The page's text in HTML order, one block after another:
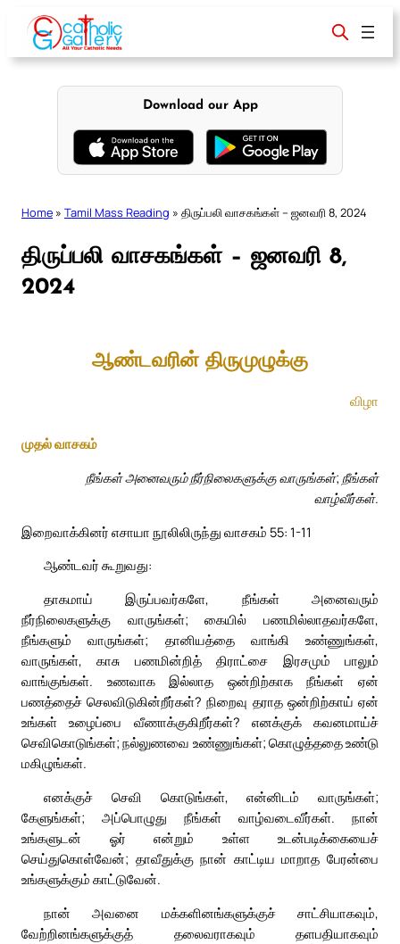
content
Download our App
Home » Tamil Mass Reading » திருப்பலி வாசகங்கள் – ஜனவரி 8, 2024
திருப்பலி வாசகங்கள் – ஜனவரி 8,
2024
ஆண்டவரின் திருமுழுக்கு
விழா
முதல் வாசகம்
நீங்கள் அனைவரும் நீர்நிலைகளுக்கு வாருங்கள்; நீங்கள்
வாழ்வீர்கள்.
இறைவாக்கினர் எசாயா நூலிலிருந்து வாசகம் 55: 1-11
ஆண்டவர் கூறுவது:
தாகமாய் இருப்பவர்களே, நீங்கள் அனைவரும்
நீர்நிலைகளுக்கு வாருங்கள்; கையில் பணமில்லாதவர்களே,
நீங்களும் வாருங்கள்; தானியத்தை வாங்கி உண்ணுங்கள்,
வாருங்கள், காசு பணமின்றித் திராட்சை இரசமும் பாலும்
வாங்குங்கள். உணவாக இல்லாத ஒன்றிற்காக நீங்கள் ஏன்
பணத்தைச் செலவிடுகின்றீர்கள்? நிறைவு தராத ஒன்றிற்காய் ஏன்
உங்கள் உழைப்பை வீணாக்குகிறீர்கள்? எனக்குக் கவனமாய்ச்
செவிகொடுங்கள்; நல்லுணவை உண்ணுங்கள்; கொழுத்ததை உண்டு
மகிழுங்கள்.
எனக்குச் செவி கொடுங்கள், என்னிடம் வாருங்கள்;
கேளுங்கள்; அப்பொழுது நீங்கள் வாழ்வடைவீர்கள். நான்
உங்களுடன் ஓர் என்றும் உள்ள உடன்படிக்கையைச்
செய்துகொள்வேன்; தாவீதுக்கு நான் காட்டிய மாறாத பேரன்பை
உங்களுக்கும் காட்டுவேன்.
நான் அவனை மக்களினங்களுக்குச் சாட்சியாகவும்,
வேற்றினங்களுக்குத் தலைவராகவும் தளபதியாகவும்